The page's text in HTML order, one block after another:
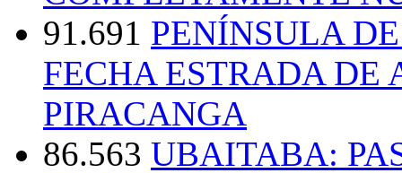
91.691 PENÍNSULA
FECHA ESTRADA DE
PIRACANGA
86.563 UBAITABA: